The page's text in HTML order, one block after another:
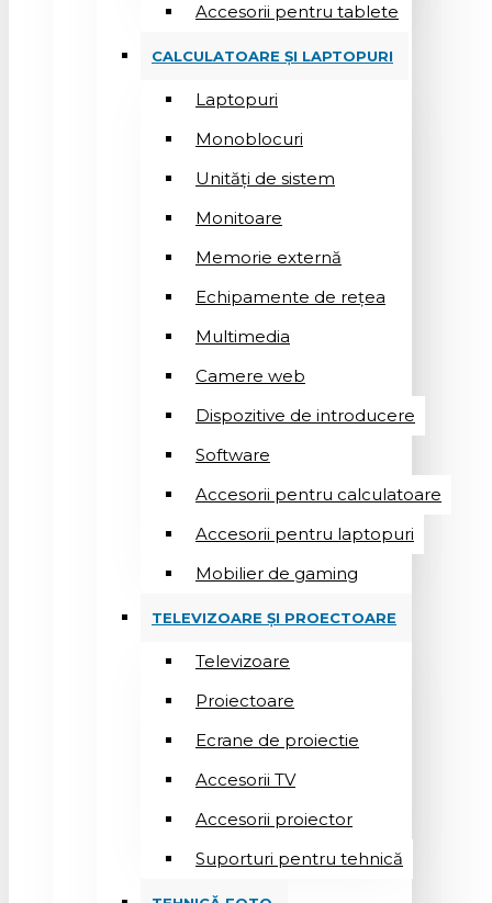
Accesorii pentru tablete
CALCULATOARE ȘI LAPTOPURI
Laptopuri
Monoblocuri
Unități de sistem
Monitoare
Memorie externă
Echipamente de rețea
Multimedia
Camere web
Dispozitive de introducere
Software
Accesorii pentru calculatoare
Accesorii pentru laptopuri
Mobilier de gaming
TELEVIZOARE ȘI PROECTOARE
Televizoare
Proiectoare
Ecrane de proiectie
Accesorii TV
Accesorii proiector
Suporturi pentru tehnică